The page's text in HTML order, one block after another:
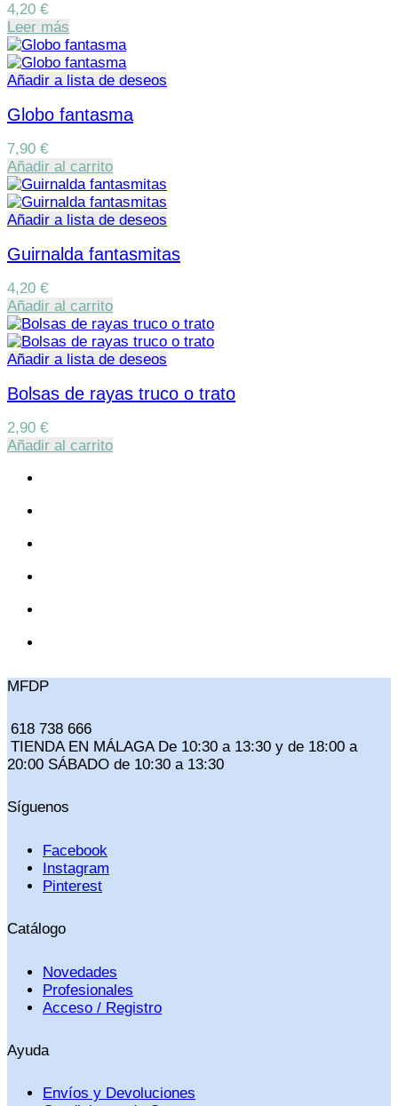
4,20 €
Leer más
Añadir a lista de deseos
Globo fantasma
7,90 €
Añadir al carrito
Añadir a lista de deseos
Guirnalda fantasmitas
4,20 €
Añadir al carrito
Añadir a lista de deseos
Bolsas de rayas truco o trato
2,90 €
Añadir al carrito
MFDP
618 738 666
TIENDA EN MÁLAGA De 10:30 a 13:30 y de 18:00 a
20:00 SÁBADO de 10:30 a 13:30
Síguenos
Facebook
Instagram
Pinterest
Catálogo
Novedades
Profesionales
Acceso / Registro
Ayuda
Envíos y Devoluciones